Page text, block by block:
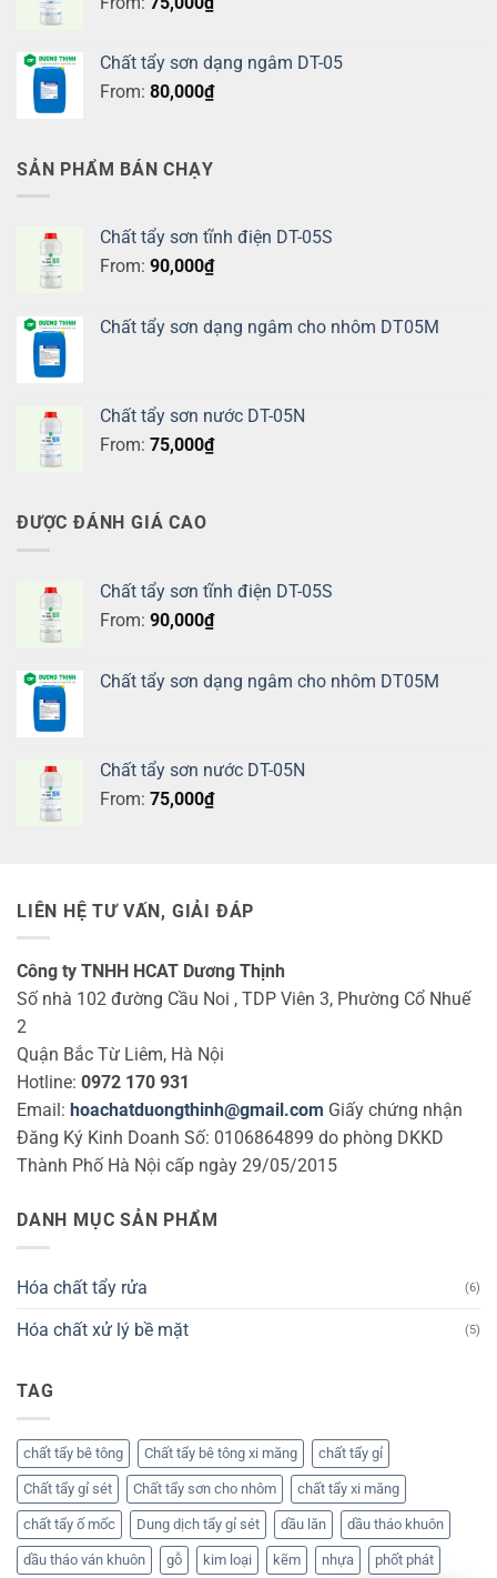
Chất tẩy sơn dạng ngâm DT-05
From: 80,000₫
SẢN PHẨM BÁN CHẠY
Chất tẩy sơn tĩnh điện DT-05S
From: 90,000₫
Chất tẩy sơn dạng ngâm cho nhôm DT05M
Chất tẩy sơn nước DT-05N
From: 75,000₫
ĐƯỢC ĐÁNH GIÁ CAO
Chất tẩy sơn tĩnh điện DT-05S
From: 90,000₫
Chất tẩy sơn dạng ngâm cho nhôm DT05M
Chất tẩy sơn nước DT-05N
From: 75,000₫
LIÊN HỆ TƯ VẤN, GIẢI ĐÁP
Công ty TNHH HCAT Dương Thịnh
Số nhà 102 đường Cầu Noi , TDP Viên 3, Phường Cổ Nhuế
2
Quận Bắc Từ Liêm, Hà Nội
Hotline: 0972 170 931
Email: hoachatduongthinh@gmail.com Giấy chứng nhận
Đăng Ký Kinh Doanh Số: 0106864899 do phòng DKKD
Thành Phố Hà Nội cấp ngày 29/05/2015
DANH MỤC SẢN PHẨM
Hóa chất tẩy rửa (6)
Hóa chất xử lý bề mặt (5)
TAG
chất tẩy bê tông Chất tẩy bê tông xi măng chất tẩy gỉ
Chất tẩy gỉ sét Chất tẩy sơn cho nhôm chất tẩy xi măng
chất tẩy ố mốc Dung dịch tẩy gỉ sét dầu lăn dầu tháo khuôn
dầu tháo ván khuôn gỗ kim loại kẽm nhựa phốt phát